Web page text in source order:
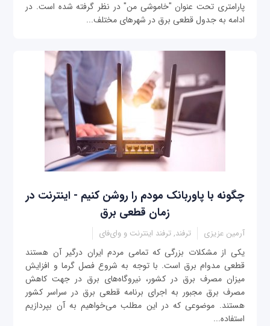
پارامتری تحت عنوان "خاموشی من" در نظر گرفته شده است. در
ادامه به جدول قطعی برق در شهرهای مختلف...
چگونه با پاوربانک مودم را روشن کنیم - اینترنت در
زمان قطعی برق
آرمین عزیزی ترفند, ترفند اینترنت و وای‌فای
یکی از مشکلات بزرگی که تمامی مردم ایران درگیر آن هستند
قطعی مدوام برق است. با توجه به شروع فصل گرما و افزایش
میزان مصرف برق در کشور، نیروگاه‌های برق در جهت کاهش
مصرف برق مجبور به اجرای برنامه قطعی برق در سراسر کشور
هستند. موضوعی که در این مطلب می‌خواهیم به آن بپردازیم
استفاده...